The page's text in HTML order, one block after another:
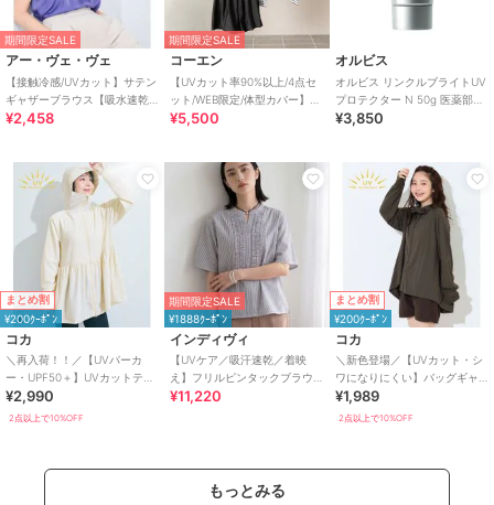
期間限定SALE
アー・ヴェ・ヴェ
【接触冷感/UVカット】サテン
ギャザーブラウス【吸水速乾/
イージーケア】
¥2,458
期間限定SALE
コーエン
【UVカット率90%以上/4点セ
ット/WEB限定/体型カバー】シ
ュシュ付きアソートスイムウ
¥5,500
オルビス
オルビス リンクルブライトUV
プロテクター N 50g 医薬部外
品（顔用日焼け止め）
¥3,850
まとめ割
¥200ｸｰﾎﾟﾝ
コカ
＼再入荷！！／【UVパーカ
ー・UPF50＋】UVカットティ
アードパーカー 全4色
¥2,990
2点以上で10%OFF
期間限定SALE
¥1888ｸｰﾎﾟﾝ
インディヴィ
【UVケア／吸汗速乾／着映
え】フリルピンタックブラウ
ス
¥11,220
まとめ割
¥200ｸｰﾎﾟﾝ
コカ
＼新色登場／【UVカット・シ
ワになりにくい】バッグギャ
ザーUVパーカー 全4色
¥1,989
2点以上で10%OFF
もっとみる